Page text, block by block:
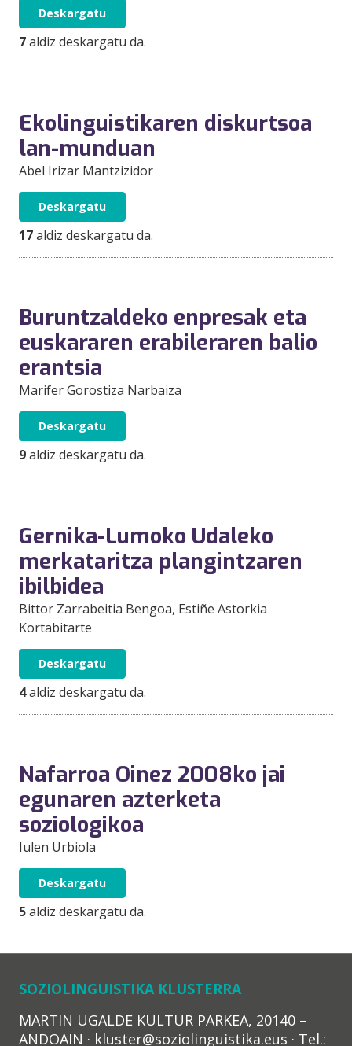
Deskargatu
7aldiz deskargatu da.
Ekolinguistikaren diskurtsoa
lan-munduan
Abel Irizar Mantzizidor
Deskargatu
17aldiz deskargatu da.
Buruntzaldeko enpresak eta
euskararen erabileraren balio
erantsia
Marifer Gorostiza Narbaiza
Deskargatu
9aldiz deskargatu da.
Gernika-Lumoko Udaleko
merkataritza plangintzaren
ibilbidea
Bittor Zarrabeitia Bengoa, Estiñe Astorkia
Kortabitarte
Deskargatu
4aldiz deskargatu da.
Nafarroa Oinez 2008ko jai
egunaren azterketa
soziologikoa
Iulen Urbiola
Deskargatu
5aldiz deskargatu da.
SOZIOLINGUISTIKA KLUSTERRA
MARTIN UGALDE KULTUR PARKEA, 20140 –
ANDOAIN · kluster@soziolinguistika.eus · Tel.: